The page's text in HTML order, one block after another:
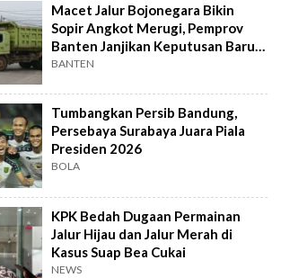
Macet Jalur Bojonegara Bikin
Sopir Angkot Merugi, Pemprov
Banten Janjikan Keputusan Baru 4
Hari Lagi
BANTEN
Tumbangkan Persib Bandung,
Persebaya Surabaya Juara Piala
Presiden 2026
BOLA
KPK Bedah Dugaan Permainan
Jalur Hijau dan Jalur Merah di
Kasus Suap Bea Cukai
NEWS